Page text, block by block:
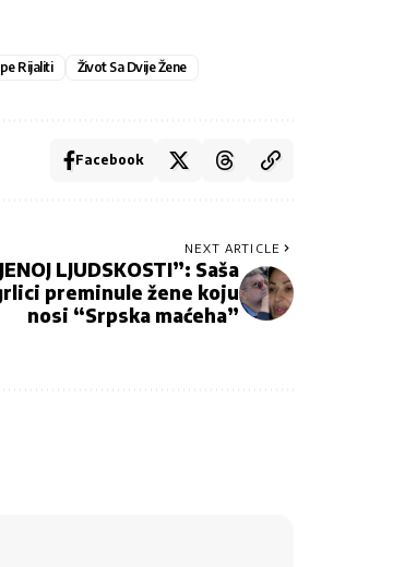
Rijaliti Život Sa Dvije Žene
Facebook
NEXT ARTICLE
LJUDSKOSTI”: Saša
preminule žene koju
nosi “Srpska maćeha”